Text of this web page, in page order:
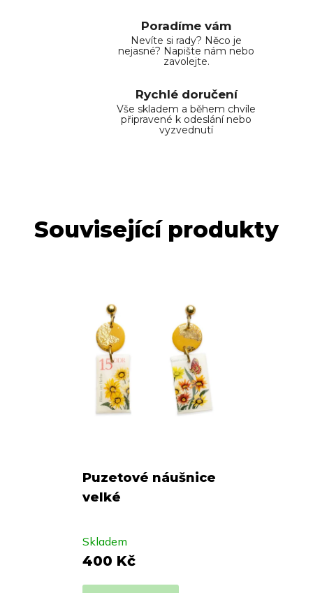
Poradíme vám
Nevíte si rady? Něco je
nejasné? Napište nám nebo
zavolejte.
Rychlé doručení
Vše skladem a během chvíle
připravené k odeslání nebo
vyzvednutí
Související produkty
Puzetové náušnice
velké
Skladem
400 Kč